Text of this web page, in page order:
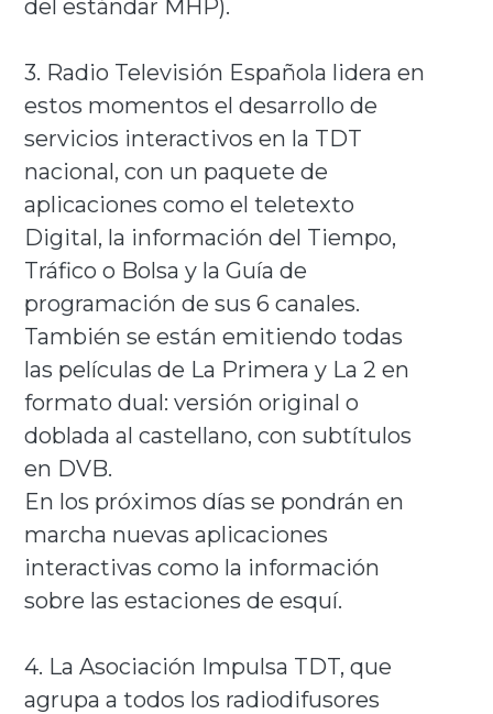
del estándar MHP).
3. Radio Televisión Española lidera en
estos momentos el desarrollo de
servicios interactivos en la TDT
nacional, con un paquete de
aplicaciones como el teletexto
Digital, la información del Tiempo,
Tráfico o Bolsa y la Guía de
programación de sus 6 canales.
También se están emitiendo todas
las películas de La Primera y La 2 en
formato dual: versión original o
doblada al castellano, con subtítulos
en DVB.
En los próximos días se pondrán en
marcha nuevas aplicaciones
interactivas como la información
sobre las estaciones de esquí.
4. La Asociación Impulsa TDT, que
agrupa a todos los radiodifusores